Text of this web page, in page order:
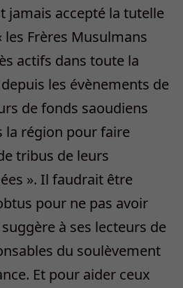
jamais accepté la tutelle
les Frères Musulmans
actifs dans toute la
les évènements de
de fonds saoudiens
la région pour faire
tribus de leurs
». Il faudrait être
pour ne pas avoir
à ses lecteurs de
du soulèvement
Et pour aider ceux